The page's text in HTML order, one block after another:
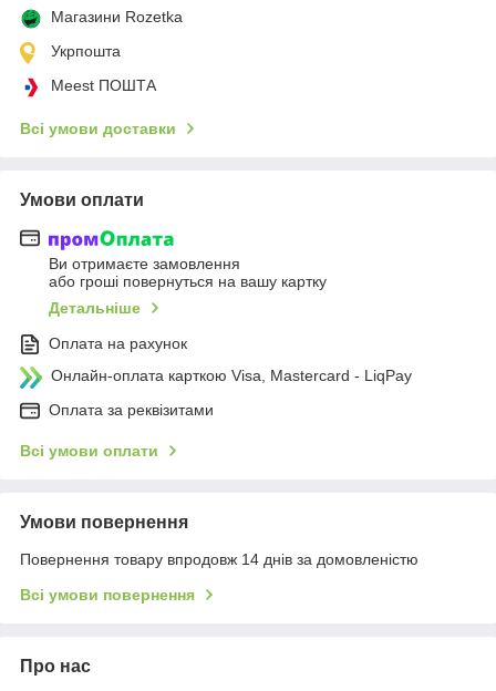
Магазини Rozetka
Укрпошта
Meest ПОШТА
Всі умови доставки
Умови оплати
Ви отримаєте замовлення
або гроші повернуться на вашу картку
Детальніше
Оплата на рахунок
Онлайн-оплата карткою Visa, Mastercard - LiqPay
Оплата за реквізитами
Всі умови оплати
Умови повернення
Повернення товару впродовж 14 днів за домовленістю
Всі умови повернення
Про нас